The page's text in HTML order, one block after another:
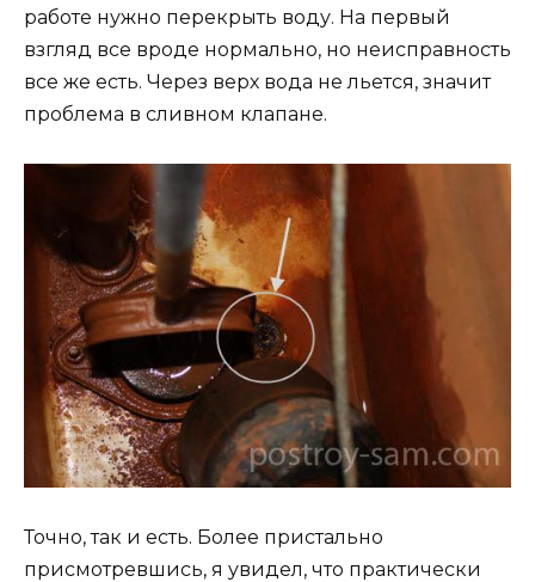
работе нужно перекрыть воду. На первый
взгляд все вроде нормально, но неисправность
все же есть. Через верх вода не льется, значит
проблема в сливном клапане.
Точно, так и есть. Более пристально
присмотревшись, я увидел, что практически